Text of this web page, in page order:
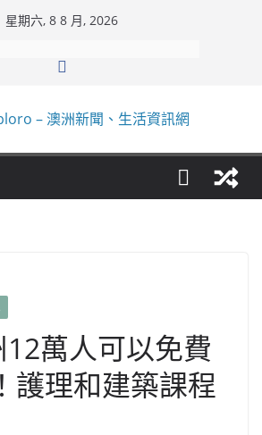
星期六, 8 8 月, 2026
萬人可以免費
護理和建築課程